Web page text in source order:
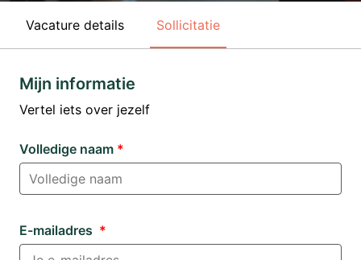
Vacature details Sollicitatie
Mijn informatie
Vertel iets over jezelf
Volledige naam *
E-mailadres *